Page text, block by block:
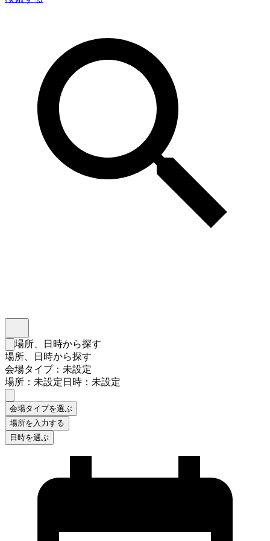
検索フォームを閉じる
場所、日時から探す
場所、日時から探す
会場タイプ：未設定
場所：未設定日時：未設定
会場タイプを選ぶ
場所を入力する
日時を選ぶ